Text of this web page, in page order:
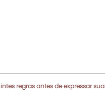
regras antes de expressar sua